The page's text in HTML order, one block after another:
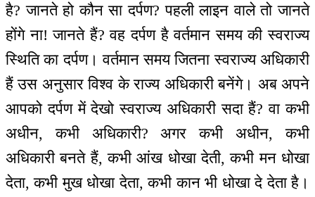
है? जानते हो कौन सा दर्पण? पहली लाइन वाले तो जानते
होंगे ना! जानते हैं? वह दर्पण है वर्तमान समय की स्वराज्य
स्थिति का दर्पण। वर्तमान समय जितना स्वराज्य अधिकारी
हैं उस अनुसार विश्व के राज्य अधिकारी बनेंगे। अब अपने
आपको दर्पण में देखो स्वराज्य अधिकारी सदा हैं? वा कभी
अधीन, कभी अधिकारी? अगर कभी अधीन, कभी
अधिकारी बनते हैं, कभी आंख धोखा देती, कभी मन धोखा
देता, कभी मुख धोखा देता, कभी कान भी धोखा दे देता है।